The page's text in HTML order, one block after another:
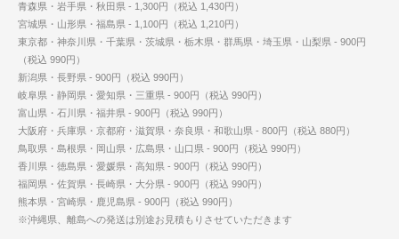
青森県・岩手県・秋田県 - 1,300円（税込 1,430円）
宮城県・山形県・福島県 - 1,100円（税込 1,210円）
東京都・神奈川県・千葉県・茨城県・栃木県・群馬県・埼玉県・山梨県 - 900円
（税込 990円）
新潟県・長野県 - 900円（税込 990円）
岐阜県・静岡県・愛知県・三重県 - 900円（税込 990円）
富山県・石川県・福井県 - 900円（税込 990円）
大阪府・兵庫県・京都府・滋賀県・奈良県・和歌山県 - 800円（税込 880円）
鳥取県・島根県・岡山県・広島県・山口県 - 900円（税込 990円）
香川県・徳島県・愛媛県・高知県 - 900円（税込 990円）
福岡県・佐賀県・長崎県・大分県 - 900円（税込 990円）
熊本県・宮崎県・鹿児島県 - 900円（税込 990円）
※沖縄県、離島への発送は別途お見積もりさせていただきます